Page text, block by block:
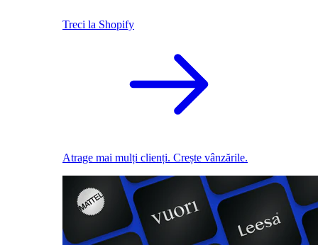
Treci la Shopify
Atrage mai mulți clienți. Crește vânzările.